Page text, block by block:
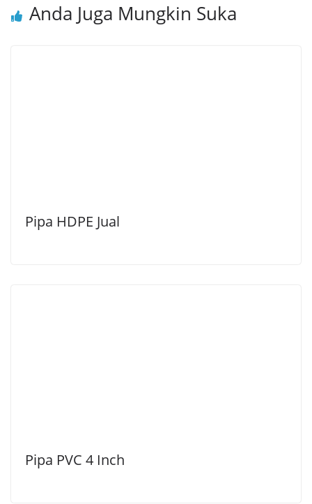
Anda Juga Mungkin Suka
Pipa HDPE Jual
Pipa PVC 4 Inch